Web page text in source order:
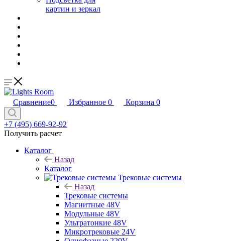
картин и зеркал
Сравнение0 Избранное 0 Корзина 0
+7 (495) 669-92-92
Получить расчет
Каталог
Назад
Каталог
Трековые системы
Назад
Трековые системы
Магнитные 48V
Модульные 48V
Ультратонкие 48V
Микротрековые 24V